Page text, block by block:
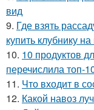
вид
9. Где взять
купить клубнику
10. 10 продуктов
перечислила топ-
11. Что входит в
12. Какой навоз